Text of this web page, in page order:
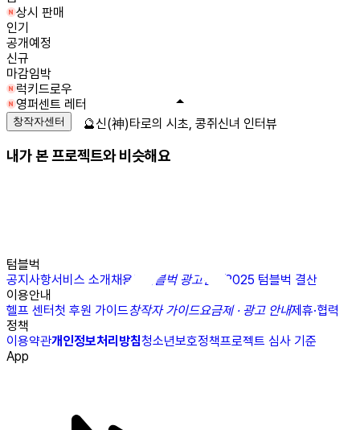
상시 판매
인기
공개예정
신규
마감임박
럭키드로우
영퍼센트 레터
창작자센터
내가 본 프로젝트와 비슷해요
텀블벅
공지사항서비스 소개채용N 텀블벅 광고센터
2025 텀블벅 결산
이용안내
헬프 센터첫 후원 가이드창작자 가이드요금제 · 광고 안내제휴·협력
정책
이용약관개인정보처리방침청소년보호정책프로젝트 심사 기준
App
🔮신(神)타로의 시초, 콩쥐신녀 인터뷰